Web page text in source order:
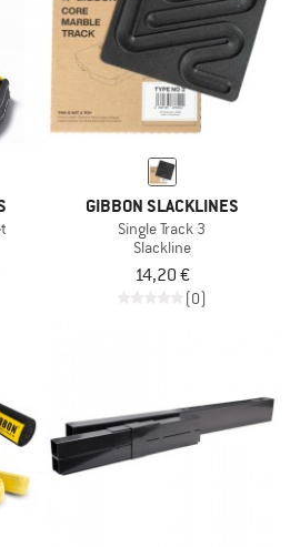
GIBBON SLACKLINES
Single Track 3
Slackline
14,20 €
(0)